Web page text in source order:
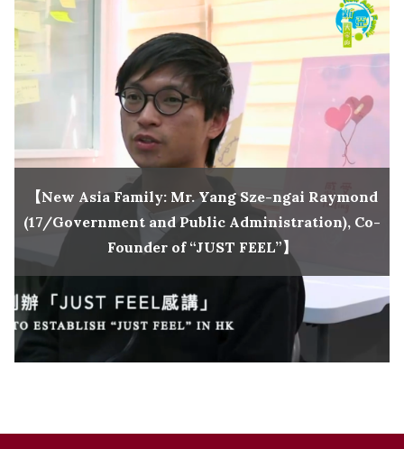
【New Asia Family: Mr. Yang Sze-ngai Raymond
(17/Government and Public Administration), Co-
Founder of “JUST FEEL”】